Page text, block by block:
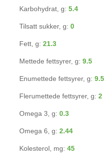
Karbohydrat, g: 5.4
Tilsatt sukker, g: 0
Fett, g: 21.3
Mettede fettsyrer, g: 9.5
Enumettede fettsyrer, g: 9.5
Flerumettede fettsyrer, g: 2
Omega 3, g: 0.3
Omega 6, g: 2.44
Kolesterol, mg: 45